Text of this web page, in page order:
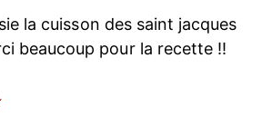
la cuisson des saint jacques
beaucoup pour la recette !!